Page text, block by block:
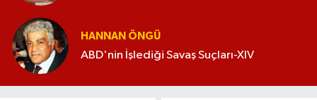
HANNAN ÖNGÜ
ABD'nin İşlediği Savaş Suçları-XIV